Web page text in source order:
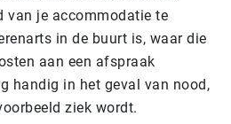
van je accommodatie te
in de buurt is, waar die
aan een afspraak
handig in het geval van nood,
ziek wordt.